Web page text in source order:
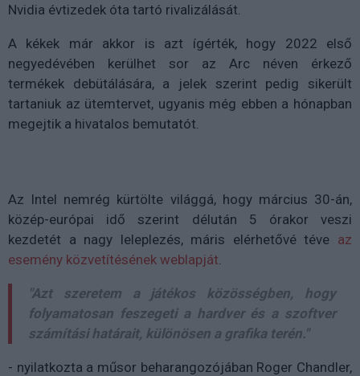
Nvidia évtizedek óta tartó rivalizálását.
A kékek már akkor is azt ígérték, hogy 2022 első
negyedévében kerülhet sor az Arc néven érkező
termékek debütálására, a jelek szerint pedig sikerült
tartaniuk az ütemtervet, ugyanis még ebben a hónapban
megejtik a hivatalos bemutatót.
Az Intel nemrég kürtölte világgá, hogy március 30-án,
közép-európai idő szerint délután 5 órakor veszi
kezdetét a nagy leleplezés, máris elérhetővé téve az
esemény közvetítésének weblapját
"Azt szeretem a játékos közösségben, hogy
folyamatosan feszegeti a hardver és a szoftver
számítási határait, különösen a grafika terén."
- nyilatkozta a műsor beharangozójában Roger Chandler,